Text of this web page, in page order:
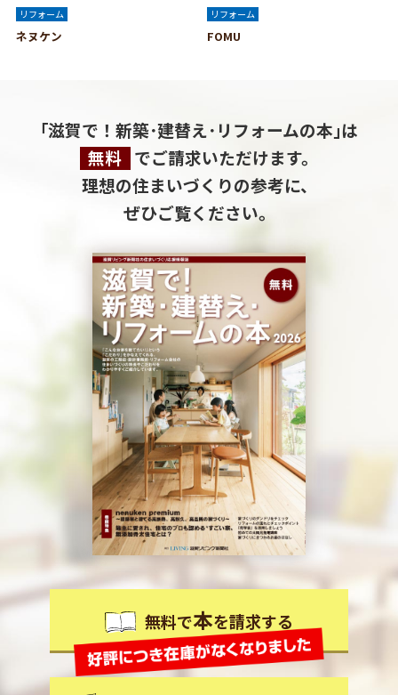
リフォーム
ネヌケン
リフォーム
FOMU
｢滋賀で！新築･建替え･リフォームの本｣は
無料 でご請求いただけます。
理想の住まいづくりの参考に、
ぜひご覧ください。
無料で本を請求する